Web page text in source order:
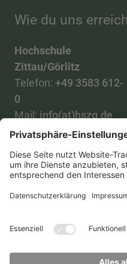
Wie du uns
Hochschule
Zittau/Görlitz
Telefon: +49 3583 612-
0
Mail:info(at)hszg.de
Alle Studiengänge
Impressum